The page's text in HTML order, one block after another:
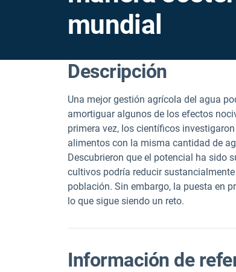
mundial
Descripción
Una mejor gestión agrícola del agua
amortiguar algunos de los efectos
primera vez, los científicos
alimentos con la misma cantidad de
Descubrieron que el potencial ha sido
cultivos podría reducir
población. Sin embargo, la puesta en
lo que sigue siendo un reto.
Información de